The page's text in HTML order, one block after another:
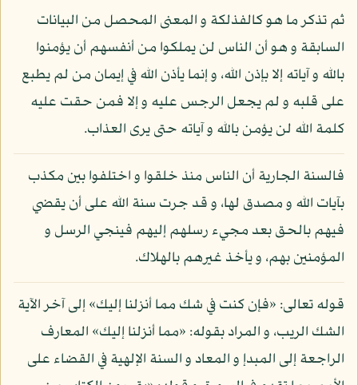
ثم تذكر ما هو كالفذلكة و المعنى المحصل من البيانات
السابقة و هو أن الناس لن يملكوا من أنفسهم أن يؤمنوا
بالله و آياته إلا بإذن الله، و إنما يأذن الله في إيمان من لم يطبع
على قلبه و لم يجعل الرجس عليه و إلا فمن حقت عليه
كلمة الله لن يؤمن بالله و آياته حتى يرى العذاب.
فالسنة الجارية أن الناس منذ خلقوا و اختلفوا بين مكذب
بآيات الله و مصدق لها، و قد جرت سنة الله على أن يقضي
فيهم بالحق بعد مجيء رسلهم إليهم فينجي الرسل و
المؤمنين بهم، و يأخذ غيرهم بالهلاك.
قوله تعالى: «فإن كنت في شك مما أنزلنا إليك» إلى آخر الآية
الشك الريب، و المراد بقوله: «مما أنزلنا إليك» المعارف
الراجعة إلى المبدإ و المعاد و السنة الإلهية في القضاء على